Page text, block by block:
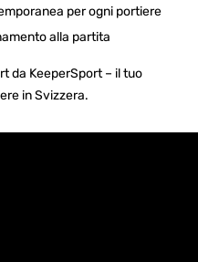
per ogni portiere
alla partita
da KeeperSport – il tuo
in Svizzera.